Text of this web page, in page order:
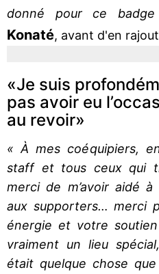
donné pour ce
Konaté, avant d'en
«Je suis
pas avoir eu
au revoir»
« À mes coéquipiers,
staff et tous ceux qui
merci de m’avoir aidé
aux supporters… merci
énergie et votre
vraiment un lieu
était quelque chose